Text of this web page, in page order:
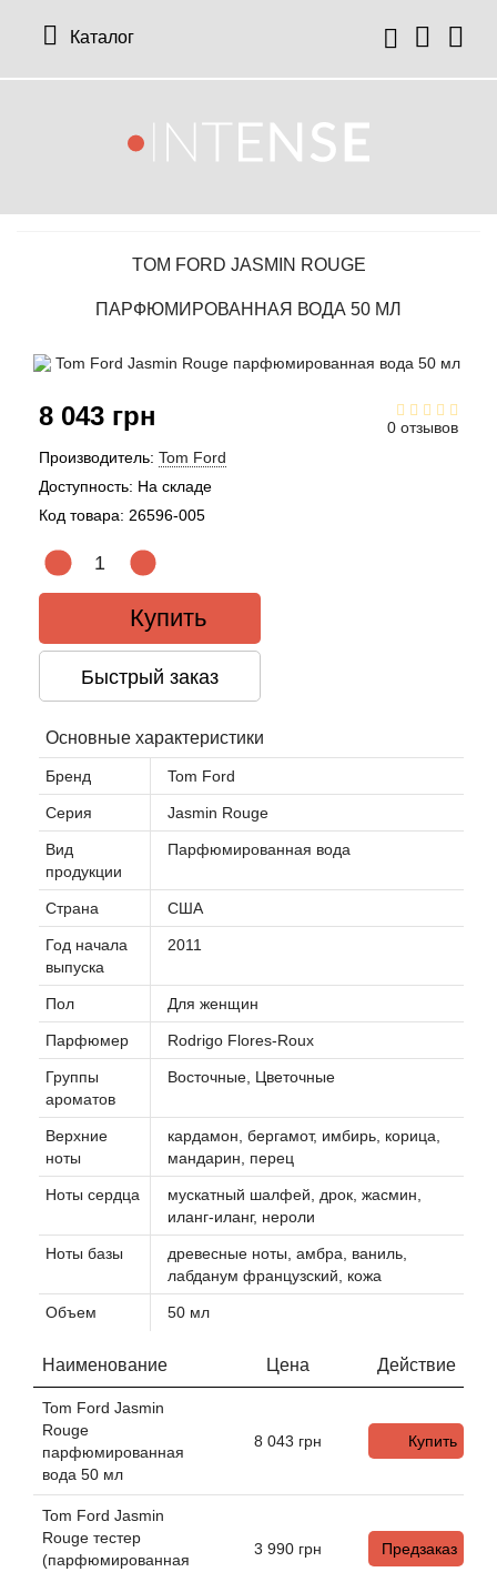
Каталог
TOM FORD JASMIN ROUGE
ПАРФЮМИРОВАННАЯ ВОДА 50 МЛ
0 отзывов
8 043 грн
Производитель: Tom Ford
Доступность: На складе
Код товара: 26596-005
Купить
Быстрый заказ
Основные характеристики
Бренд Tom Ford
Серия Jasmin Rouge
Вид
продукции
Парфюмированная вода
Страна США
Год начала
выпуска
2011
Пол Для женщин
Парфюмер Rodrigo Flores-Roux
Группы
ароматов
Восточные, Цветочные
Верхние
ноты
кардамон, бергамот, имбирь, корица,
мандарин, перец
Ноты сердца
мускатный шалфей, дрок, жасмин,
иланг-иланг, нероли
Ноты базы
древесные ноты, амбра, ваниль,
лабданум французский, кожа
Объем 50 мл
Наименование Цена Действие
Tom Ford Jasmin
Rouge
парфюмированная
вода 50 мл
8 043 грн Купить
Tom Ford Jasmin
Rouge тестер
(парфюмированная
3 990 грн Предзаказ
12 Parfumeurs Francais
19-69
27 87 Perfumes
Absolument Parfumeur
Acca Kappa
Acqua di Parma
Acqua di Sardegna
Adidas
Aerin Lauder
Affinessence
Afnan
Agatha Ruiz de la Prada
Agent Provocateur
Agonist
Aigner
Aj Arabia (Widian)
Alaia Paris
Alexander McQueen
Alexandre Barthet
Alexandre J
Отзывы
Статьи
История заказов
Рассылка новостей